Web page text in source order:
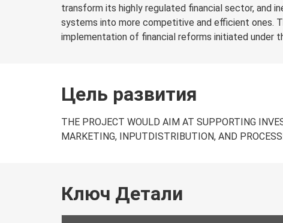
transform its highly regulated financial sector, and
systems into more competitive and efficient ones.
implementation of financial reforms initiated under
Цель развития
THE PROJECT WOULD AIM AT SUPPORTING
MARKETING, INPUTDISTRIBUTION, AND
Ключ Детали